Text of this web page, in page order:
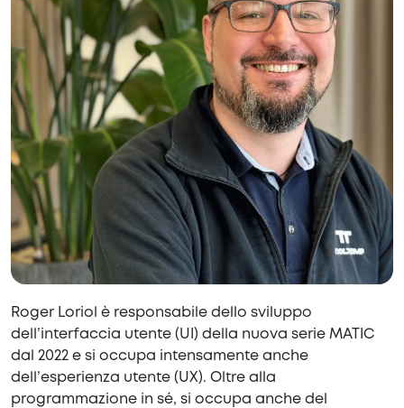
Roger Loriol è responsabile dello sviluppo
dell’interfaccia utente (UI) della nuova serie MATIC
dal 2022 e si occupa intensamente anche
dell’esperienza utente (UX). Oltre alla
programmazione in sé, si occupa anche del